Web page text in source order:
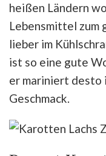
heißen Ländern
Lebensmittel zum
lieber im
ist so eine gute
er mariniert desto
Geschmack.